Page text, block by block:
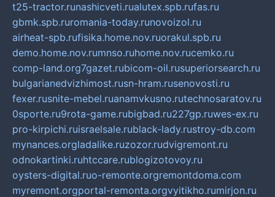
t25-tractor.runashicveti.rualutex.spb.rufas.ru
gbmk.spb.ruromania-today.runovoizol.ru
airheat-spb.rufisika.home.nov.ruorakul.spb.ru
demo.home.nov.rumnso.ruhome.nov.rucemko.ru
comp-land.org7gazet.rubicom-oil.rusuperiorsearch.ru
bulgarianedvizhimost.rusn-hram.rusenovosti.ru
fexer.rusnite-mebel.ruanamvkusno.rutechnosaratov.ru
0sporte.ru9rota-game.rubigbad.ru227gp.ruwes-ex.ru
pro-kirpichi.ruisraelsale.rublack-lady.rustroy-db.com
mynances.orgladalike.ruzozor.rudvigremont.ru
odnokartinki.ruhtccare.rublogizotovoy.ru
oysters-digital.ruo-remonte.orgremontdoma.com
myremont.orgportal-remonta.orgvyitikho.rumirjon.ru